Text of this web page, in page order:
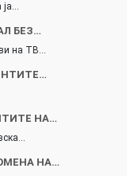
ја…
БЕЗ…
на ТВ…
НА…
НА…